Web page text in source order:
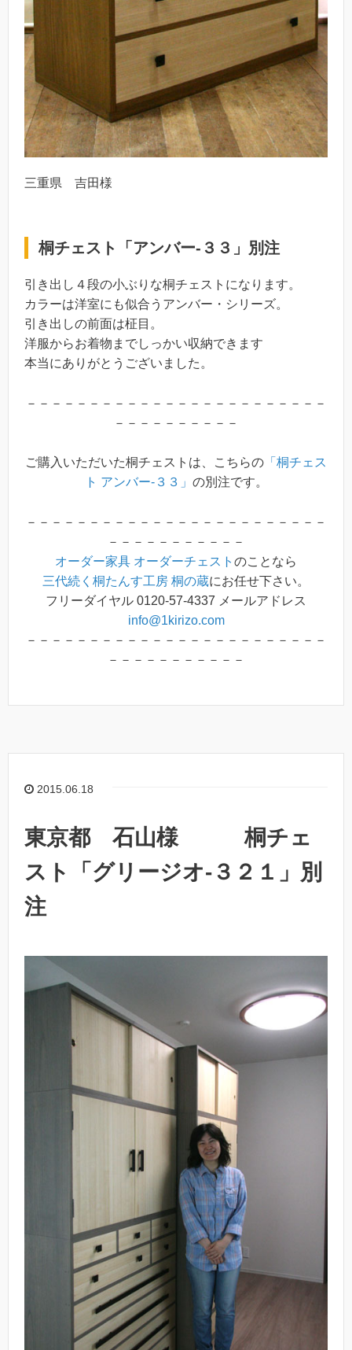
三重県 吉田様
桐チェスト「アンバー-３３」別注
引き出し４段の小ぶりな桐チェストになります。
カラーは洋室にも似合うアンバー・シリーズ。
引き出しの前面は柾目。
洋服からお着物までしっかい収納できます
本当にありがとうございました。
－－－－－－－－－－－－－－－－－－－－－－－－
－－－－－－－－－－
ご購入いただいた桐チェストは、こちらの 「桐チェス
ト アンバー-３３」 の別注です。
－－－－－－－－－－－－－－－－－－－－－－－－
－－－－－－－－－－－
オーダー家具 オーダーチェスト のことなら
三代続く桐たんす工房 桐の蔵にお任せ下さい。
フリーダイヤル 0120-57-4337 メールアドレス
info@1kirizo.com
－－－－－－－－－－－－－－－－－－－－－－－－
－－－－－－－－－－－
2015.06.18
東京都 石山様 桐チェ
スト「グリージオ-３２１」別
注